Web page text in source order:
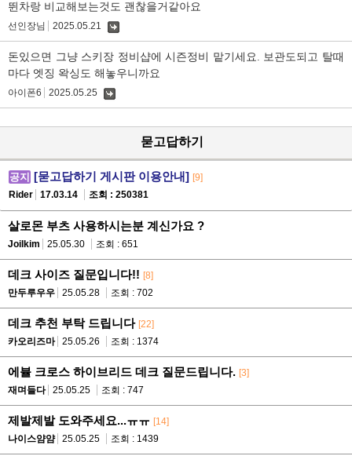
뛴차랑 비교해보는것도 괜찮을거같아요
선인장님 2025.05.21
돈있으면 그냥 스키장 정비샵에 시즌정비 맡기세요. 보관도되고 탈때
마다 엣징 왁싱도 해놓우니까요
아이폰6 2025.05.25
묻고답하기
공지 [묻고답하기 게시판 이용안내] [9]
Rider
17.03.14 조회 : 250381
살로몬 부츠 사용하시는분 계신가요 ?
Joilkim 25.05.30 조회 : 651
데크 사이즈 질문입니다!! [8]
만두루우우
25.05.28 조회 : 702
데크 추천 부탁 드립니다 [22]
카오리즈마
25.05.26 조회 : 1374
에뷸 크로스 하이브리드 데크 질문드립니다. [3]
재며들다
25.05.25 조회 : 747
제발제발 도와주세요...ㅠㅠ [14]
나이스얌얌
25.05.25 조회 : 1439